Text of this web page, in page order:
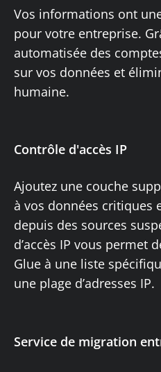
Vos informations ont
pour votre entreprise.
automatisée des
sur vos données et
humaine.
Contrôle d'accès IP
Ajoutez une couche
à vos données critiques
depuis des sources
d’accès IP vous permet
Glue à une liste
une plage d’adresses IP.
Service de migration